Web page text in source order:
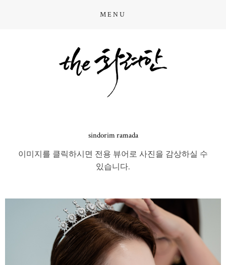
MENU
sindorim ramada
이미지를 클릭하시면 전용 뷰어로 사진을 감상하실 수
있습니다.